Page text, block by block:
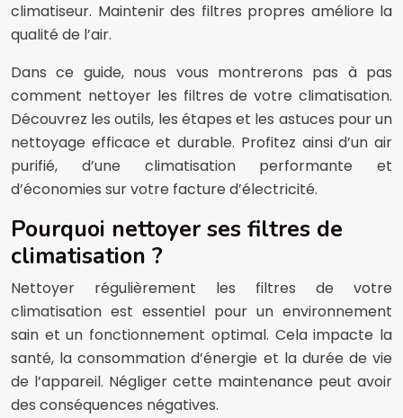
climatiseur. Maintenir des filtres propres améliore la
qualité de l’air.
Dans ce guide, nous vous montrerons pas à pas
comment nettoyer les filtres de votre climatisation.
Découvrez les outils, les étapes et les astuces pour un
nettoyage efficace et durable. Profitez ainsi d’un air
purifié, d’une climatisation performante et
d’économies sur votre facture d’électricité.
Pourquoi nettoyer ses filtres de
climatisation ?
Nettoyer régulièrement les filtres de votre
climatisation est essentiel pour un environnement
sain et un fonctionnement optimal. Cela impacte la
santé, la consommation d’énergie et la durée de vie
de l’appareil. Négliger cette maintenance peut avoir
des conséquences négatives.